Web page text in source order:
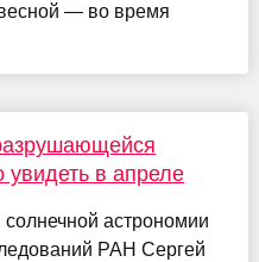
— во время
в апреле
астрономии
РАН Сергей